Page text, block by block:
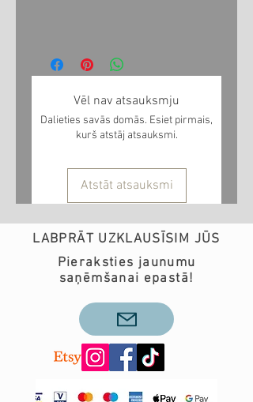
Vēl nav atsauksmju
Dalieties savās domās. Esiet pirmais,
kurš atstāj atsauksmi.
Atstāt atsauksmi
LABPRĀT UZKLAUSĪSIM JŪS
Pieraksties jaunumu
saņēmšanai epastā!